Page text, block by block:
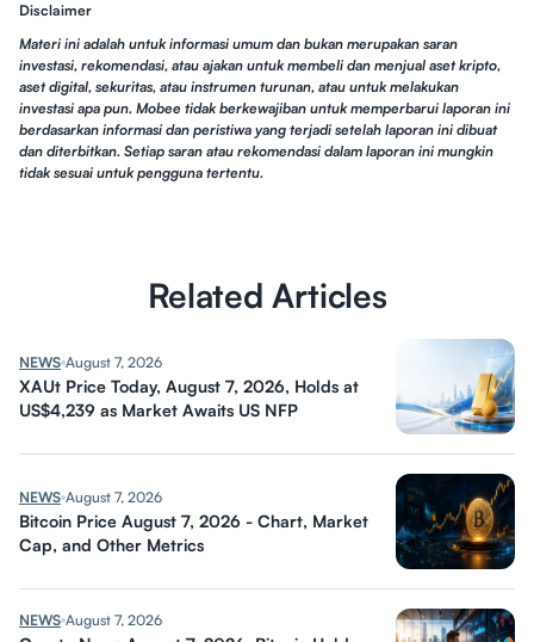
Disclaimer
Materi ini adalah untuk informasi umum dan bukan merupakan saran
investasi, rekomendasi, atau ajakan untuk membeli dan menjual aset kripto,
aset digital, sekuritas, atau instrumen turunan, atau untuk melakukan
investasi apa pun. Mobee tidak berkewajiban untuk memperbarui laporan ini
berdasarkan informasi dan peristiwa yang terjadi setelah laporan ini dibuat
dan diterbitkan. Setiap saran atau rekomendasi dalam laporan ini mungkin
tidak sesuai untuk pengguna tertentu.
Related Articles
NEWS August 7, 2026
XAUt Price Today, August 7, 2026, Holds at
US$4,239 as Market Awaits US NFP
NEWS August 7, 2026
Bitcoin Price August 7, 2026 - Chart, Market
Cap, and Other Metrics
NEWS August 7, 2026